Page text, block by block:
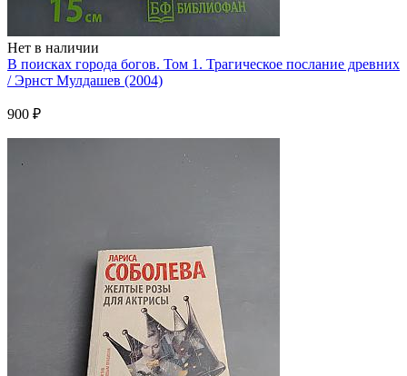
Нет в наличии
В поисках города богов. Том 1. Трагическое послание древних
/ Эрнст Мулдашев (2004)
900 ₽